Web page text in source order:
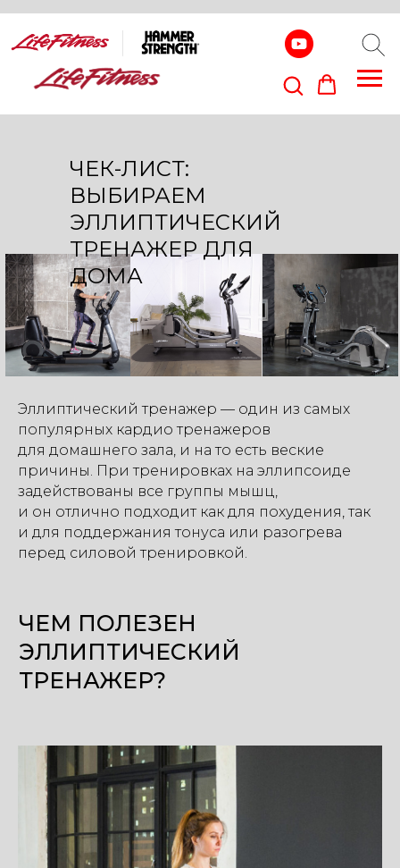
ЧЕК-ЛИСТ:
ВЫБИРАЕМ
ЭЛЛИПТИЧЕСКИЙ
ТРЕНАЖЕР ДЛЯ
ДОМА
Эллиптический тренажер — один из самых
популярных кардио тренажеров
для домашнего зала, и на то есть веские
причины. При тренировках на эллипсоиде
задействованы все группы мышц,
и он отлично подходит как для похудения, так
и для поддержания тонуса или разогрева
перед силовой тренировкой.
ЧЕМ ПОЛЕЗЕН
ЭЛЛИПТИЧЕСКИЙ
ТРЕНАЖЕР?